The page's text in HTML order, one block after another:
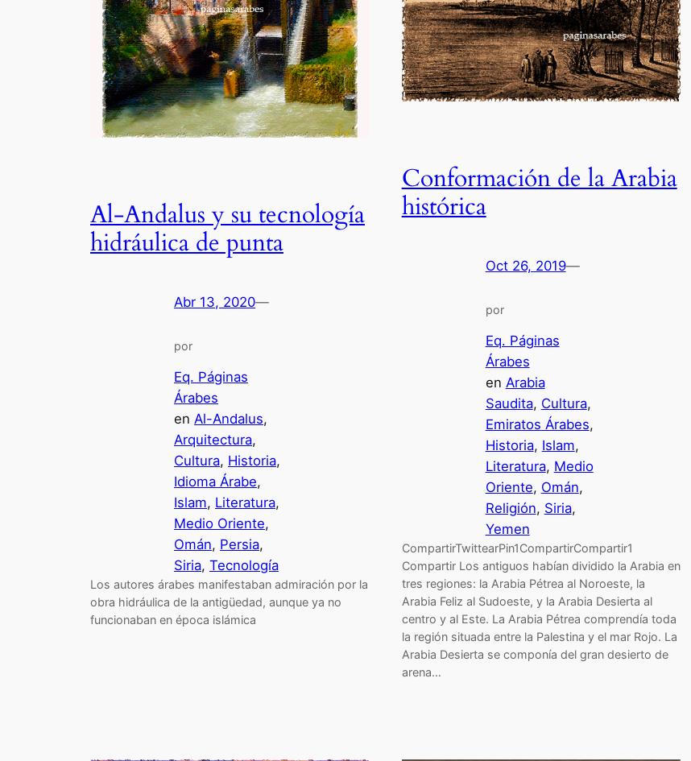
Al-Andalus y su tecnología
hidráulica de punta
Abr 13, 2020—
por
Eq. Páginas
Árabes
en Al-Andalus
Arquitectura
Cultura, Historia
Idioma Árabe
Islam, Literatura
Medio Oriente
Omán, Persia
Siria, Tecnología
Los autores árabes manifestaban admiración por la
obra hidráulica de la antigüedad, aunque ya no
funcionaban en época islámica
Conformación de la Arabia
histórica
Oct 26, 2019—
por
Eq. Páginas
Árabes
en Arabia
Saudita, Cultura
Emiratos Árabes
Historia, Islam
Literatura, Medio
Oriente, Omán
Religión, Siria
Yemen
CompartirTwittearPin1CompartirCompartir1
Compartir Los antiguos habían dividido la Arabia en
tres regiones: la Arabia Pétrea al Noroeste, la
Arabia Feliz al Sudoeste, y la Arabia Desierta al
centro y al Este. La Arabia Pétrea comprendía toda
la región situada entre la Palestina y el mar Rojo. La
Arabia Desierta se componía del gran desierto de
arena…